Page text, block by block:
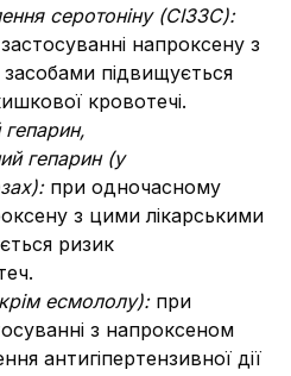
серотоніну (СІЗЗС):
напроксену з
підвищується
кровотечі.
гепарин (у
при одночасному
з цими лікарськими
ризик
есмололу): при
з напроксеном
антигіпертензивної дії